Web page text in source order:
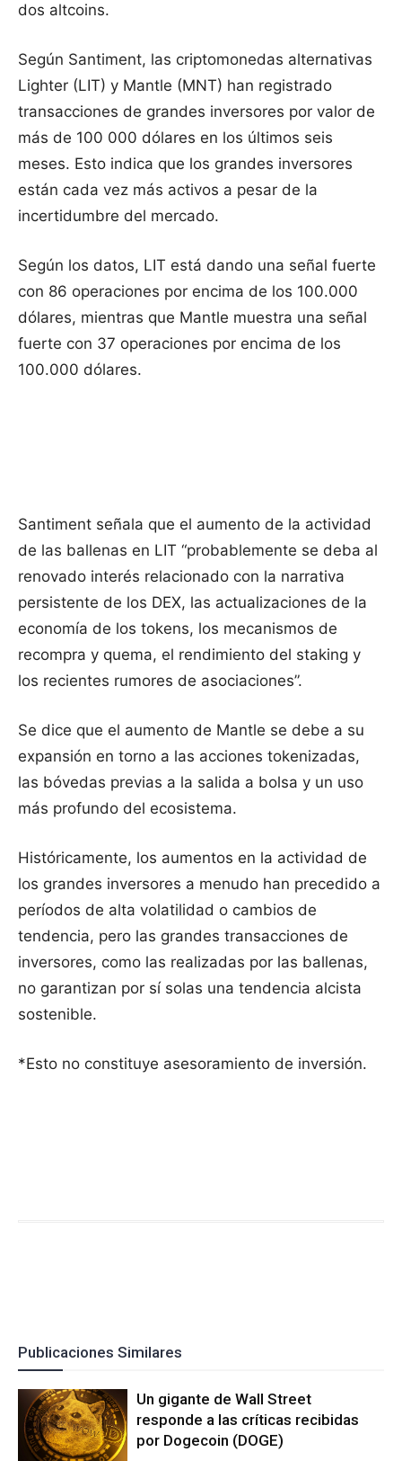
dos altcoins.
Según Santiment, las criptomonedas alternativas
Lighter (LIT) y Mantle (MNT) han registrado
transacciones de grandes inversores por valor de
más de 100 000 dólares en los últimos seis
meses. Esto indica que los grandes inversores
están cada vez más activos a pesar de la
incertidumbre del mercado.
Según los datos, LIT está dando una señal fuerte
con 86 operaciones por encima de los 100.000
dólares, mientras que Mantle muestra una señal
fuerte con 37 operaciones por encima de los
100.000 dólares.
Santiment señala que el aumento de la actividad
de las ballenas en LIT “probablemente se deba al
renovado interés relacionado con la narrativa
persistente de los DEX, las actualizaciones de la
economía de los tokens, los mecanismos de
recompra y quema, el rendimiento del staking y
los recientes rumores de asociaciones”.
Se dice que el aumento de Mantle se debe a su
expansión en torno a las acciones tokenizadas,
las bóvedas previas a la salida a bolsa y un uso
más profundo del ecosistema.
Históricamente, los aumentos en la actividad de
los grandes inversores a menudo han precedido a
períodos de alta volatilidad o cambios de
tendencia, pero las grandes transacciones de
inversores, como las realizadas por las ballenas,
no garantizan por sí solas una tendencia alcista
sostenible.
*Esto no constituye asesoramiento de inversión.
Publicaciones Similares
Un gigante de Wall Street
responde a las críticas recibidas
por Dogecoin (DOGE)